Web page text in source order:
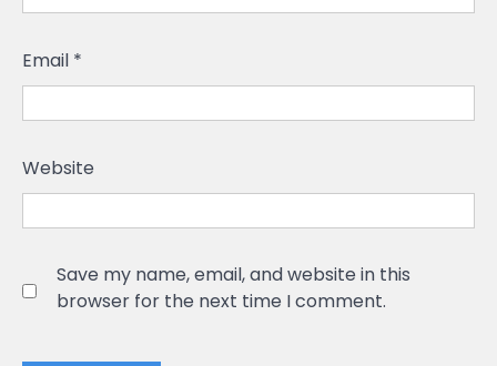
Email *
Website
Save my name, email, and website in this
browser for the next time I comment.